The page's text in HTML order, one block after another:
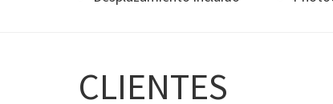
CLIENTES